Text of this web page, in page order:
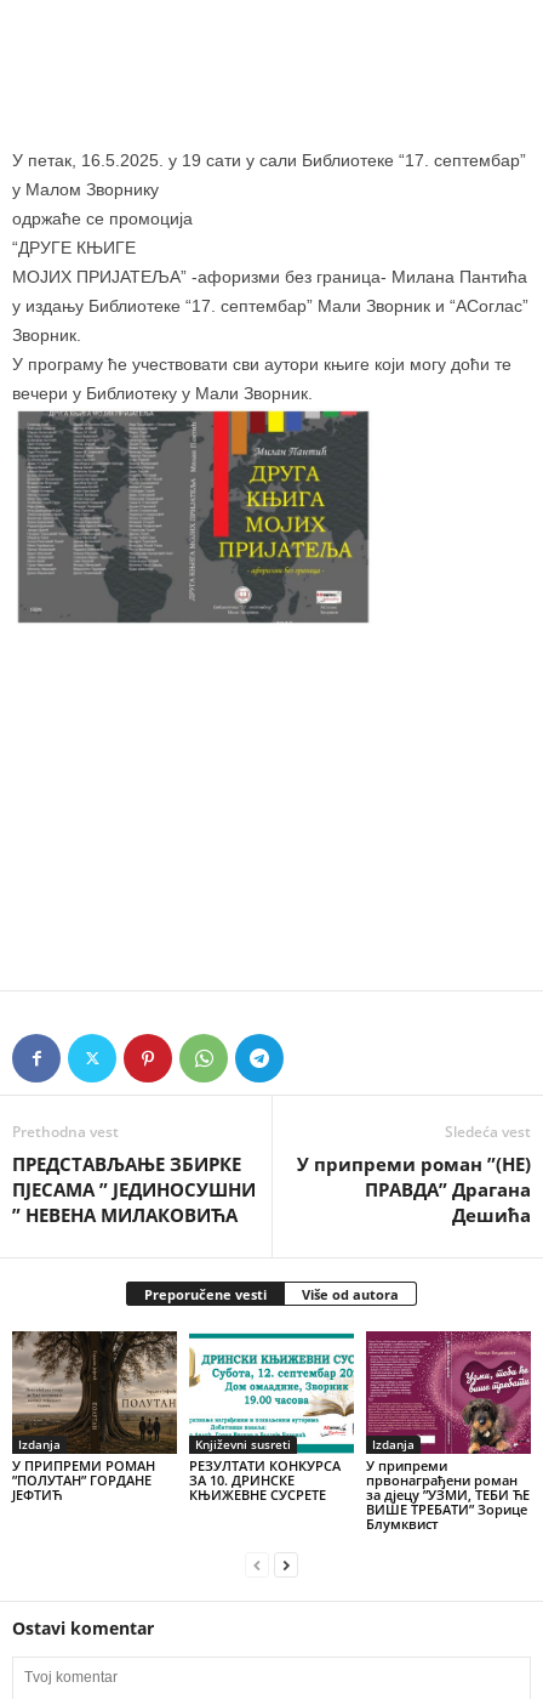
У петак, 16.5.2025. у 19 сати у сали Библиотеке “17. септембар”
у Малом Зворнику
одржаће се промоција
“ДРУГЕ КЊИГЕ
МОЈИХ ПРИЈАТЕЉА” -афоризми без граница- Милана Пантића
у издању Библиотеке “17. септембар” Мали Зворник и “АСоглас”
Зворник.
У програму ће учествовати сви аутори књиге који могу доћи те
вечери у Библиотеку у Мали Зворник.
Prethodna vest
ПРЕДСТАВЉАЊЕ ЗБИРКЕ
ПЈЕСАМА ” ЈЕДИНОСУШНИ
” НЕВЕНА МИЛАКОВИЋА
Sledeća vest
У припреми роман ”(НЕ)
ПРАВДА” Драгана
Дешића
Preporučene vesti Više od autora
Izdanja
У ПРИПРЕМИ РОМАН
”ПОЛУТАН” ГОРДАНЕ
ЈЕФТИЋ
Književni susreti
РЕЗУЛТАТИ КОНКУРСА
ЗА 10. ДРИНСКЕ
КЊИЖЕВНЕ СУСРЕТЕ
Izdanja
У припреми
првонаграђени роман
за дјецу ”УЗМИ, ТЕБИ ЋЕ
ВИШЕ ТРЕБАТИ” Зорице
Блумквист
Ostavi komentar